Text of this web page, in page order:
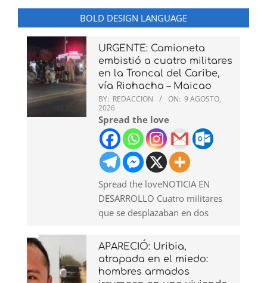
BOLD DESIGN LANGUAGE
URGENTE: Camioneta
embistió a cuatro militares
en la Troncal del Caribe,
vía Riohacha – Maicao
BY: REDACCION ON: 9 AGOSTO,
2026
Spread the love
Spread the loveNOTICIA EN
DESARROLLO Cuatro militares
que se desplazaban en dos
APARECIÓ: Uribia,
atrapada en el miedo:
hombres armados